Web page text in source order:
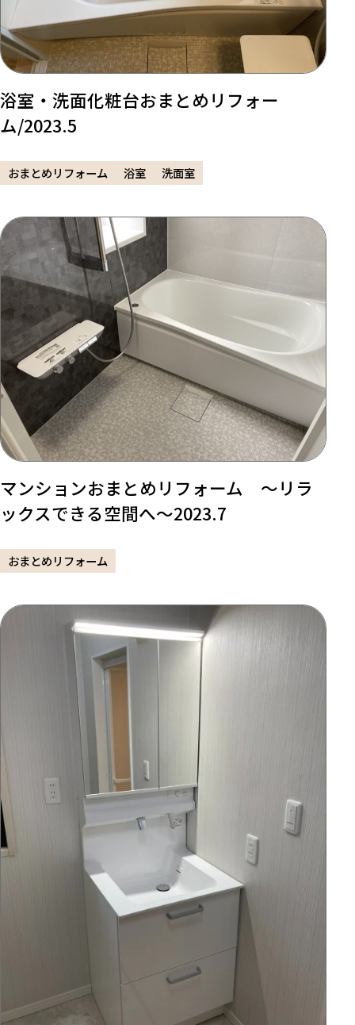
浴室・洗面化粧台おまとめリフォー
ム/2023.5
おまとめリフォーム 浴室 洗面室
マンションおまとめリフォーム ～リラ
ックスできる空間へ～2023.7
おまとめリフォーム